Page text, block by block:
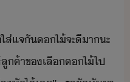
แจั​ไ้​จะ​ีา​ะ​
ค้า​ข​เลื​ไ้​ไป​